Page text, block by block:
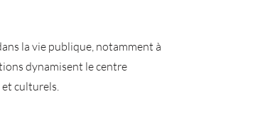
la vie publique, notamment à
dynamisent le centre
culturels.